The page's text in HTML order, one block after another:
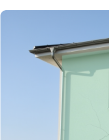
#ProfExpertAcoperiș
#AcoperișNou
#ConstrucțiiMoldova
#RoofingMoldova